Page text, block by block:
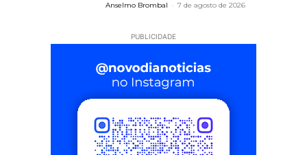
Anselmo Brombal - 7 de agosto de 2026
PUBLICIDADE